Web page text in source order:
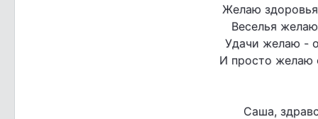
Желаю здоровья
Веселья
Удачи желаю -
И просто желаю
Саша,